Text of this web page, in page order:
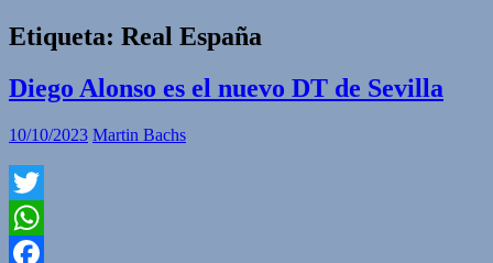
Etiqueta: Real España
Diego Alonso es el nuevo DT de Sevilla
10/10/2023 Martin Bachs
Twitter
WhatsApp